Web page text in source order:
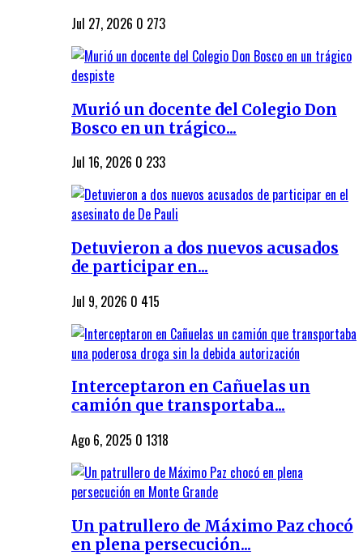
Jul 27, 2026 0 273
Murió un docente del Colegio Don
Bosco en un trágico...
Jul 16, 2026 0 233
Detuvieron a dos nuevos acusados
de participar en...
Jul 9, 2026 0 415
Interceptaron en Cañuelas un
camión que transportaba...
Ago 6, 2025 0 1318
Un patrullero de Máximo Paz chocó
en plena persecución...